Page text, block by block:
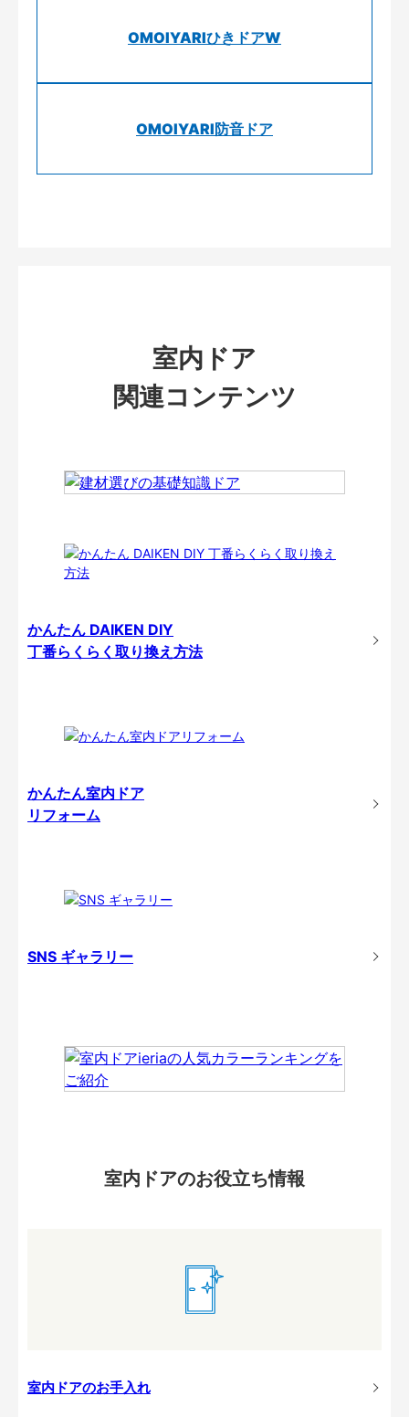
OMOIYARIひきドアW
OMOIYARI防音ドア
室内ドア
関連コンテンツ
かんたん DAIKEN DIY
丁番らくらく取り換え方法
かんたん室内ドア
リフォーム
SNS ギャラリー
室内ドアのお役立ち情報
室内ドアのお手入れ